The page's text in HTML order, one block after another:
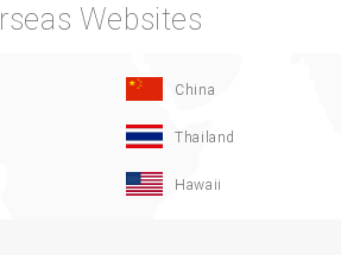
Websites
China
Thailand
Hawaii